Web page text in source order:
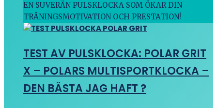
EN SUVERÄN PULSKLOCKA SOM ÖKAR DIN
TRÄNINGSMOTIVATION OCH PRESTATION!
TEST AV PULSKLOCKA: POLAR GRIT
X – POLARS MULTISPORTKLOCKA –
DEN BÄSTA JAG HAFT ?